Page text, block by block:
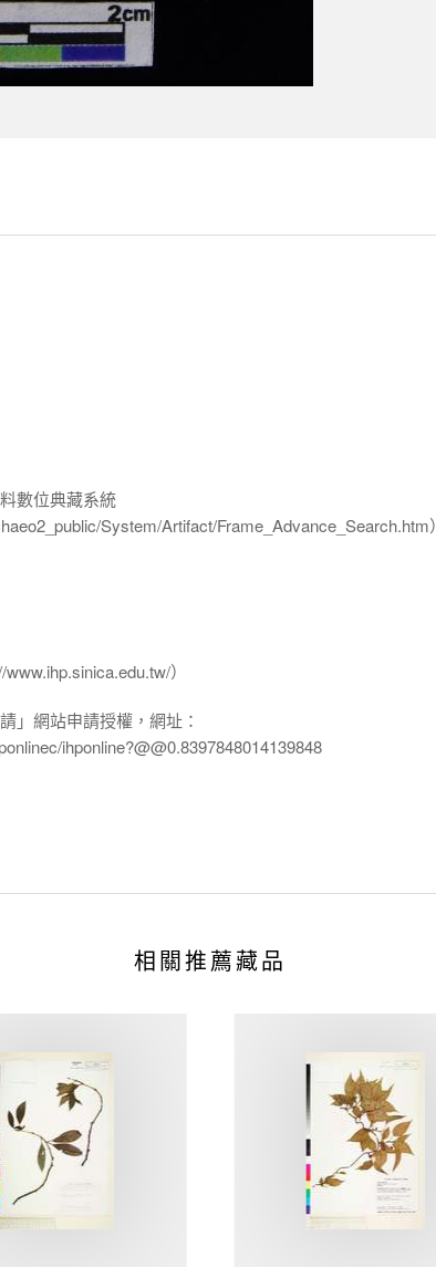
數位典藏系統
System/Artifact/Frame_Advance_Search.htm）
）
」網站申請授權，網址：
ihponline?@@0.8397848014139848
相關推薦藏品